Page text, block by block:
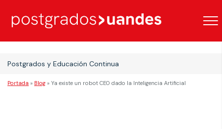
Postgrados y Educación Continua
Portada » Blog » Ya existe un robot CEO dado la Inteligencia Artificial